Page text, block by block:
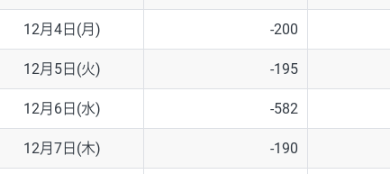
GBP/AUD 43円
AUD/NZD 66円
EUR/CHF 111円
GBP/CHF 220円
12月4日(月) -200
12月5日(火) -195
12月6日(水) -582
12月7日(木) -190